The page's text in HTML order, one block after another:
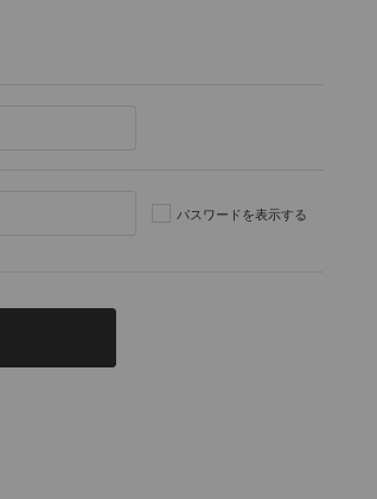
パスワードを表示する